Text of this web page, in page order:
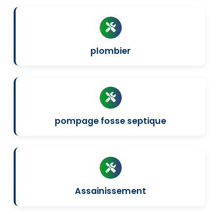
plombier
pompage fosse septique
Assainissement